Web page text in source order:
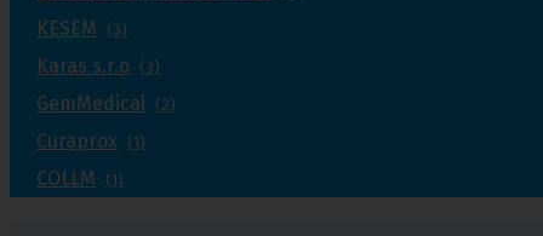
KESEM (3)
Karas s.r.o (3)
GemMedical (2)
Curaprox (1)
COLLM (1)